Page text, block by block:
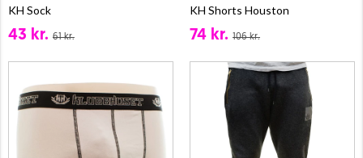
KH Sock
43 kr. 61 kr.
KH Shorts Houston
74 kr. 106 kr.